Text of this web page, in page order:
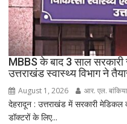
MBBS के बाद 3 साल
उत्तराखंड स्वास्थ्य विभाग ने
August 1, 2026 आर. एल. बांकिया
देहरादून : उत्तराखंड में सरकारी
डॉक्टरों के लिए...